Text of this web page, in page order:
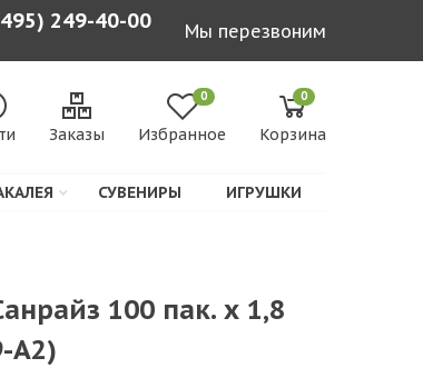
249-40-00 Мы перезвоним
Заказы
0
Избранное
0
Корзина
СУВЕНИРЫ ИГРУШКИ
100 пак. х 1,8
А2)